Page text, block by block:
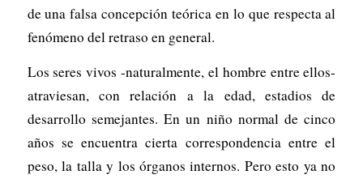
de una falsa concepción teórica en lo que respecta al
fenómeno del retraso en general.
Los seres vivos -naturalmente, el hombre entre ellos-
atraviesan, con relación a la edad, estadios de
desarrollo semejantes. En un niño normal de cinco
años se encuentra cierta correspondencia entre el
peso, la talla y los órganos internos. Pero esto ya no